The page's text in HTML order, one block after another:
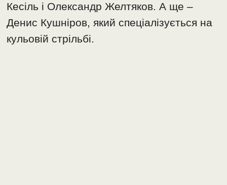
Кесіль і Олександр Желтяков. А ще –
Денис Кушніров, який спеціалізується на
кульовій стрільбі.